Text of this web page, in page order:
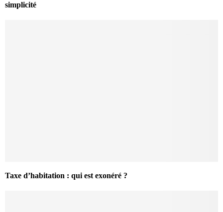
simplicité
Taxe d’habitation : qui est exonéré ?